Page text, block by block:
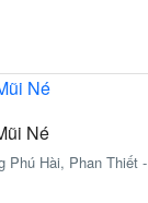
Né
Phú Hài, Phan Thiết -